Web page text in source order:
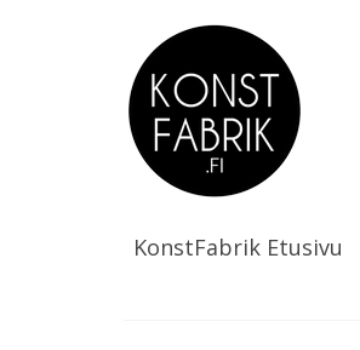
KonstFabrik Etusivu